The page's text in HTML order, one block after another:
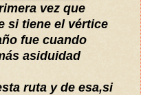
vez que
si tiene el vértice
fue cuando
asiduidad
ruta y de esa,si